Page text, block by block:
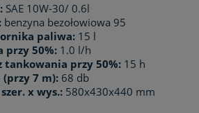
SAE 10W-30/ 0.6l
benzyna bezołowiowa 95
paliwa: 15 l
przy 50%: 1.0 l/h
tankowania przy 50%: 15 h
(przy 7 m): 68 db
x wys.: 580x430x440 mm